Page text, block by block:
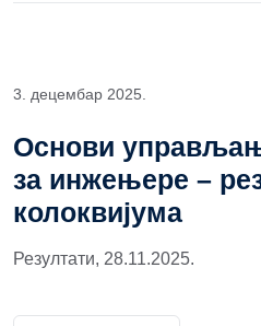
3. децембар 2025.
Основи
за инжењере –
колоквијума
Резултати, 28.11.2025.